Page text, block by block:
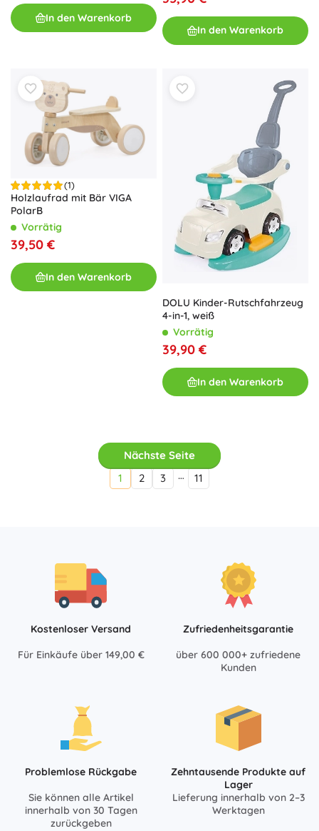
In den Warenkorb
In den Warenkorb
(1)
Holzlaufrad mit Bär VIGA
PolarB
Vorrätig
39,50 €
In den Warenkorb
DOLU Kinder-Rutschfahrzeug
4-in-1, weiß
Vorrätig
39,90 €
In den Warenkorb
Nächste Seite
1
2 3 … 11
Kostenloser Versand
Für Einkäufe über 149,00 €
Zufriedenheitsgarantie
über 600 000+ zufriedene
Kunden
Problemlose Rückgabe
Sie können alle Artikel
innerhalb von 30 Tagen
zurückgeben
Zehntausende Produkte auf
Lager
Lieferung innerhalb von 2–3
Werktagen